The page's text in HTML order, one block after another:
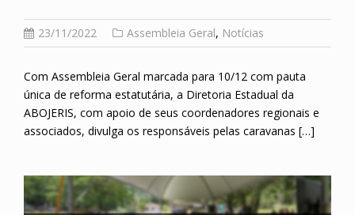
23/11/2022 Assembleia Geral, Notícias
Com Assembleia Geral marcada para 10/12 com pauta
única de reforma estatutária, a Diretoria Estadual da
ABOJERIS, com apoio de seus coordenadores regionais e
associados, divulga os responsáveis pelas caravanas […]